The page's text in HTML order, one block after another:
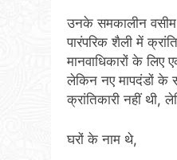
उनके समकालीन
पारंपरिक शैली में
मानवाधिकारों के लिए
लेकिन नए मापदंडों के
क्रांतिकारी नहीं थी,
घरों के नाम थे,